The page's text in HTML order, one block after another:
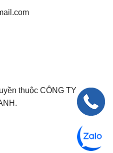
thuộc CÔNG TY